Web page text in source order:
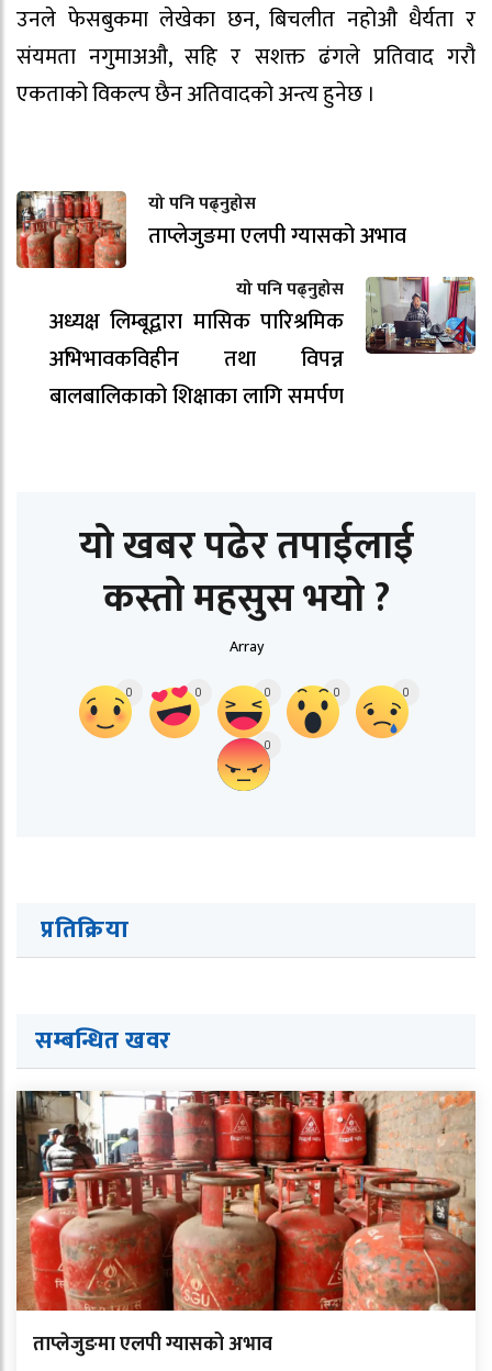
उनले फेसबुकमा लेखेका छन, बिचलीत नहोऔ धैर्यता र
संयमता नगुमाअऔ, सहि र सशक्त ढंगले प्रतिवाद गरौ
एकताको विकल्प छैन अतिवादको अन्त्य हुनेछ ।
यो पनि पढ्नुहोस
ताप्लेजुङमा एलपी ग्यासको अभाव
यो पनि पढ्नुहोस
अध्यक्ष लिम्बूद्वारा मासिक पारिश्रमिक
अभिभावकविहीन तथा विपन्न
बालबालिकाको शिक्षाका लागि समर्पण
यो खबर पढेर तपाईलाई
कस्तो महसुस भयो ?
Array
0 0 0 0 0
0
प्रतिक्रिया
सम्बन्धित खवर
ताप्लेजुङमा एलपी ग्यासको अभाव